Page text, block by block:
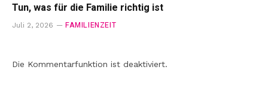
Tun, was für die Familie richtig ist
Juli 2, 2026 FAMILIENZEIT
Die Kommentarfunktion ist deaktiviert.